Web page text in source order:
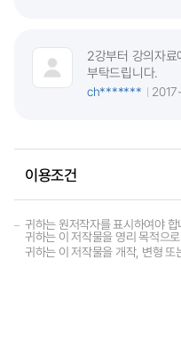
2강부터 강의자료
부탁드립니다.
ch*******
이용조건
귀하는 원저작자를 표시하여야 합
귀하는 이 저작물을 영리 목적으
귀하는 이 저작물을 개작, 변형 또